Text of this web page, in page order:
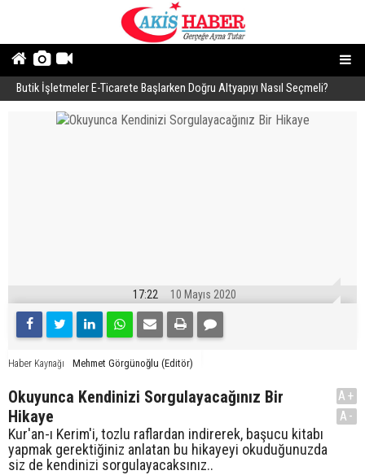
Butik İşletmeler E-Ticarete Başlarken Doğru Altyapıyı Nasıl Seçmeli?
17:22 10 Mayıs 2020
Haber Kaynağı Mehmet Görgünoğlu (Editör)
Okuyunca Kendinizi Sorgulayacağınız Bir
Hikaye
Kur'an-ı Kerim'i, tozlu raflardan indirerek, başucu kitabı
yapmak gerektiğiniz anlatan bu hikayeyi okuduğunuzda
siz de kendinizi sorgulayacaksınız..
A+
A-